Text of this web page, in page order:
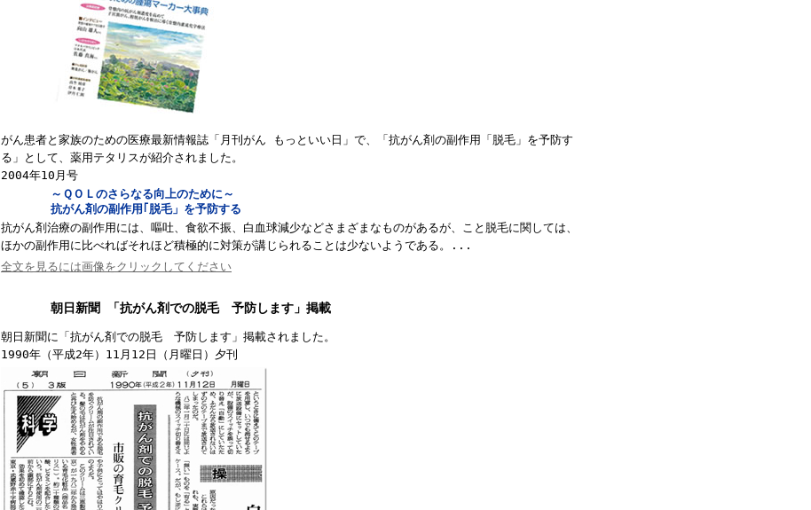
がん患者と家族のための医療最新情報誌「月刊がん もっといい日」で、「抗がん剤の副作用「脱毛」を予防す
る」として、薬用テタリスが紹介されました。
2004年10 月号
～ＱＯＬのさらなる向上のために～
抗がん剤の副作用｢脱毛」を予防する
抗がん剤治療の副作用には、嘔吐、食欲不振、白血球減少などさまざまなものがあるが、こと脱毛に関しては、
ほかの副作用に比べればそれほど積極的に対策が講じられることは少ないようである。
...
全文を見るには画像をクリックしてください
朝日新聞 「抗がん剤での脱毛 予防します」掲載
朝日新聞に「抗がん剤での脱毛 予防します」掲載されました。
1990年（平成2年） 11 月 12 日（月曜日）夕刊